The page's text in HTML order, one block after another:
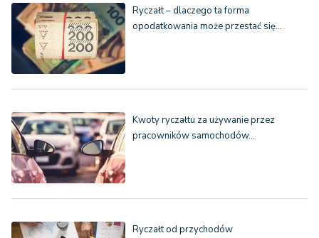
Ryczałt – dlaczego ta forma
opodatkowania może przestać się…
Kwoty ryczałtu za używanie przez
pracowników samochodów…
Ryczałt od przychodów